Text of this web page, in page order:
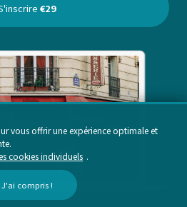
€29
vous offrir une expérience optimale et
cookies individuels .
J'ai compris !